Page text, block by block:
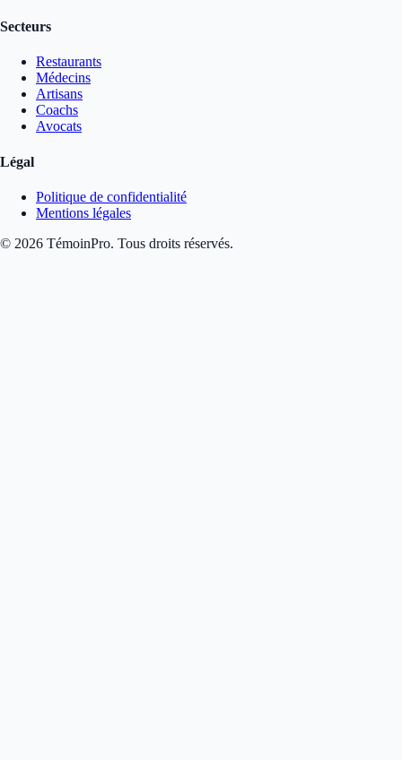
Secteurs
Restaurants
Médecins
Artisans
Coachs
Avocats
Légal
Politique de confidentialité
Mentions légales
© 2026 TémoinPro. Tous droits réservés.